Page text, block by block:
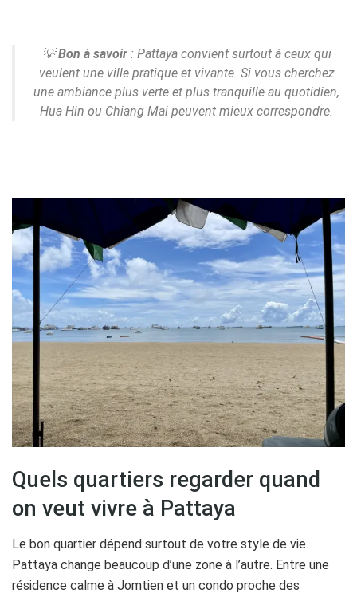
💡Bon à savoir: Pattaya convient surtout à ceux qui
veulent une ville pratique et vivante. Si vous cherchez
une ambiance plus verte et plus tranquille au quotidien,
Hua Hin ou Chiang Mai peuvent mieux correspondre.
Quels quartiers regarder quand
on veut vivre à Pattaya
Le bon quartier dépend surtout de votre style de vie.
Pattaya change beaucoup d’une zone à l’autre. Entre une
résidence calme à Jomtien et un condo proche des